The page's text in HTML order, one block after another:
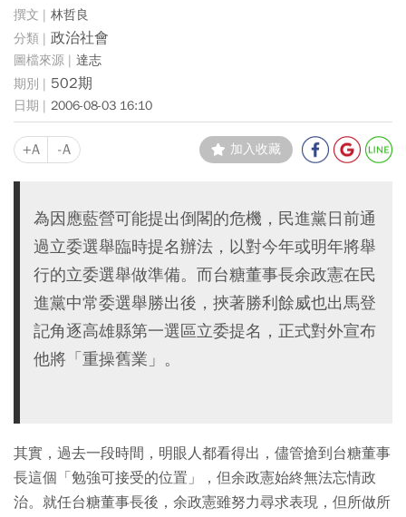
林哲良
政治社會
達志
502期
2006-08-03 16:10
+A -A 加入收藏
為因應藍營可能提出倒閣的危機，民進黨日前通
過立委選舉臨時提名辦法，以對今年或明年將舉
行的立委選舉做準備。而台糖董事長余政憲在民
進黨中常委選舉勝出後，挾著勝利餘威也出馬登
記角逐高雄縣第一選區立委提名，正式對外宣布
他將「重操舊業」。
其實，過去一段時間，明眼人都看得出，儘管搶到台糖董事
長這個「勉強可接受的位置」，但余政憲始終無法忘情政
治。就任台糖董事長後，余政憲雖努力尋求表現，但所做所